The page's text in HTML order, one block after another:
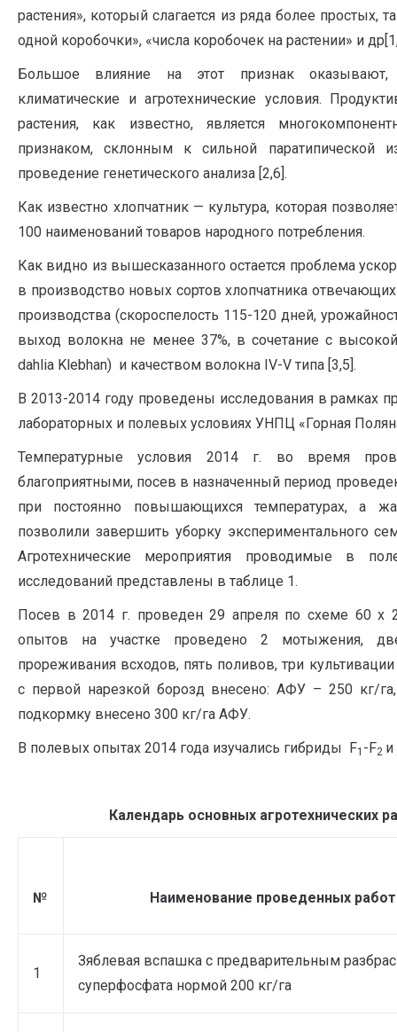
растения», который слагается из ряда более простых,
одной коробочки», «числа коробочек на растении» и
Большое влияние на этот признак
климатические и агротехнические условия.
растения, как известно, является
признаком, склонным к сильной паратипической
проведение генетического анализа [2,6].
Как известно хлопчатник — культура, которая
100 наименований товаров народного потребления.
Как видно из вышесказанного остается проблема
в производство новых сортов хлопчатника
производства (скороспелость 115-120 дней,
выход волокна не менее 37%, в сочетание с
dahlia Klebhan) и качеством волокна IV-V типа [3,5].
В 2013-2014 году проведены исследования в рамках
лабораторных и полевых условиях УНПЦ «Горная
Температурные условия 2014 г. во время
благоприятными, посев в назначенный период
при постоянно повышающихся температурах, а
позволили завершить уборку экспериментального
Агротехнические мероприятия проводимые в
исследований представлены в таблице 1.
Посев в 2014 г. проведен 29 апреля по схеме 60 х
опытов на участке проведено 2 мотыжения,
прореживания всходов, пять поливов, три
с первой нарезкой борозд внесено: АФУ – 250 кг/
подкормку внесено 300 кг/га АФУ.
В полевых опытах 2014 года изучались гибриды F1 -F2
Календарь основных агротехнических
№ Наименование проведенных работ
1
Зяблевая вспашка с предварительным
суперфосфата нормой 200 кг/га